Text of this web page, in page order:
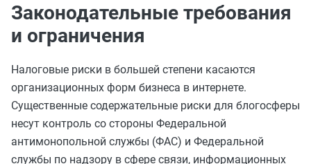
Законодательные требования
и ограничения
Налоговые риски в большей степени касаются
организационных форм бизнеса в интернете.
Существенные содержательные риски для блогосферы
несут контроль со стороны Федеральной
антимонопольной службы (ФАС) и Федеральной
службы по надзору в сфере связи, информационных